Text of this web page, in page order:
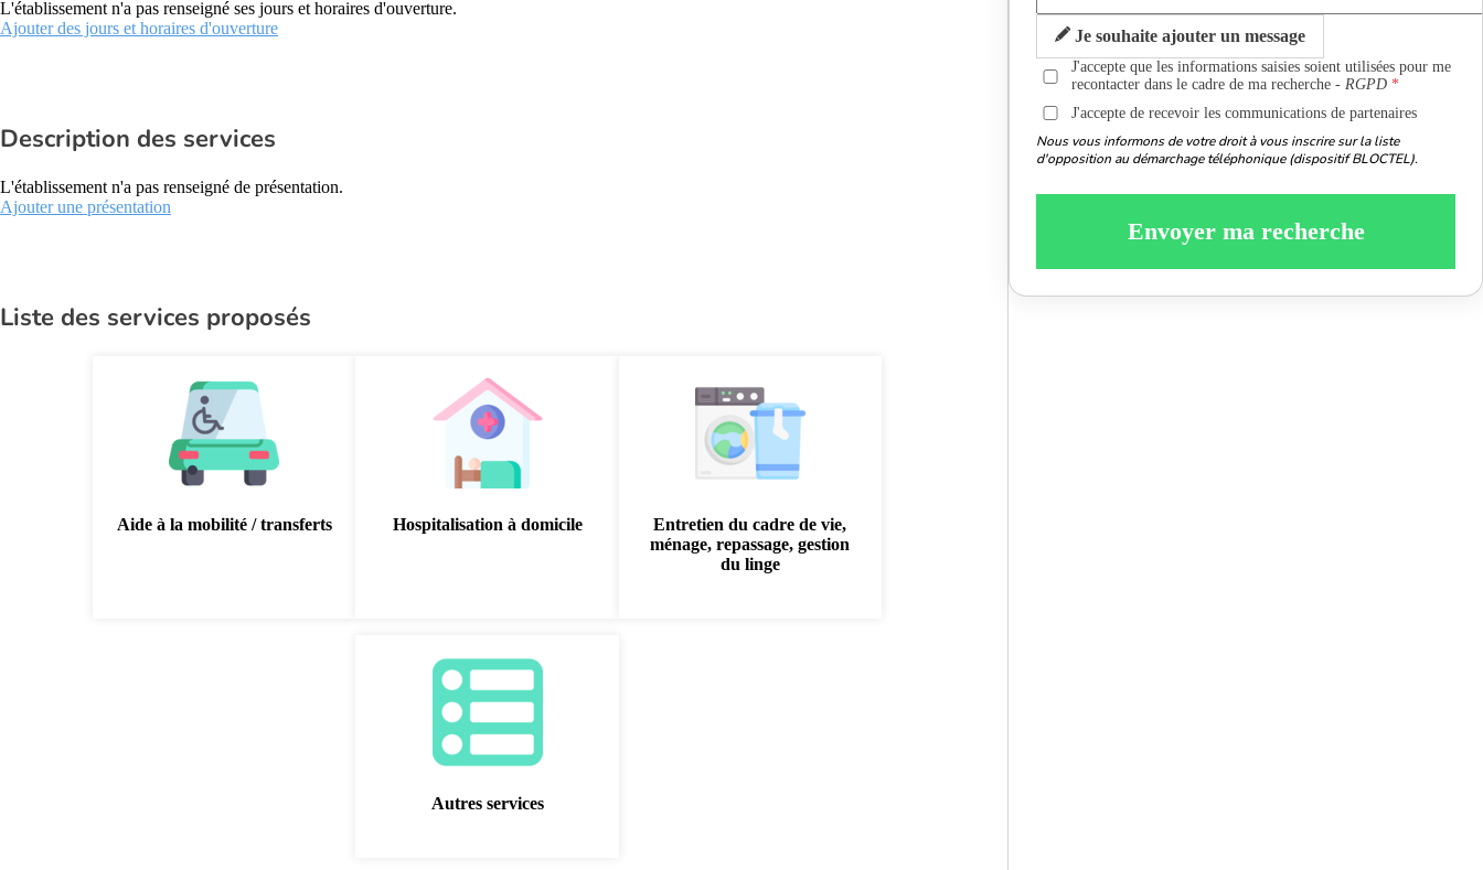
L'établissement n'a pas renseigné ses jours et horaires d'ouverture.
Ajouter des jours et horaires d'ouverture
Description des services
L'établissement n'a pas renseigné de présentation.
Ajouter une présentation
Liste des services proposés
Aide à la mobilité / transferts Hospitalisation à domicile
Entretien du cadre de vie,
ménage, repassage, gestion
du linge
Autres services
Je souhaite ajouter un message
J'accepte que les informations saisies soient utilisées pour me
recontacter dans le cadre de ma recherche -RGPD
J'accepte de recevoir les communications de partenaires
Nous vous informons de votre droit à vous inscrire sur la liste
d'opposition au démarchage téléphonique (dispositif BLOCTEL).
Envoyer ma recherche